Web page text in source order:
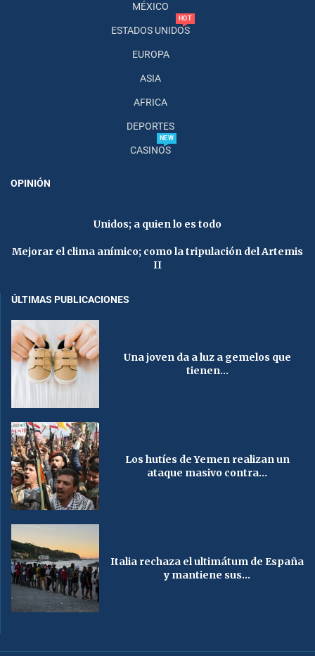
MÉXICO
ESTADOS UNIDOS
HOT
EUROPA
ASIA
AFRICA
DEPORTES
CASINOS
NEW
OPINIÓN
Unidos; a quien lo es todo
Mejorar el clima anímico; como la tripulación del Artemis
II
ÚLTIMAS PUBLICACIONES
Una joven da a luz a gemelos que
tienen...
Los hutíes de Yemen realizan un
ataque masivo contra...
Italia rechaza el ultimátum de España
y mantiene sus...